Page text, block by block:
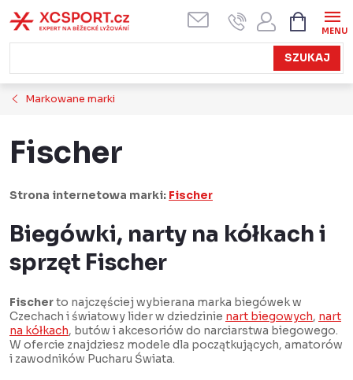
do
treści
SZUKAJ
Markowane marki
Fischer
Strona internetowa marki: Fischer
Biegówki, narty na kółkach i
sprzęt Fischer
Fischerto najczęściej wybierana marka biegówek w
Czechach i światowy lider w dziedzinie nart biegowych, nart
na kółkach, butów i akcesoriów do narciarstwa biegowego.
W ofercie znajdziesz modele dla początkujących, amatorów
i zawodników Pucharu Świata.